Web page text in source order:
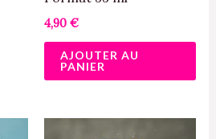
4,90 €
AJOUTER AU
PANIER